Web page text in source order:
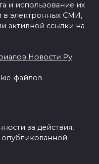
и использование их
в электронных СМИ,
активной ссылки на
Новости Ру
файлов
за действия,